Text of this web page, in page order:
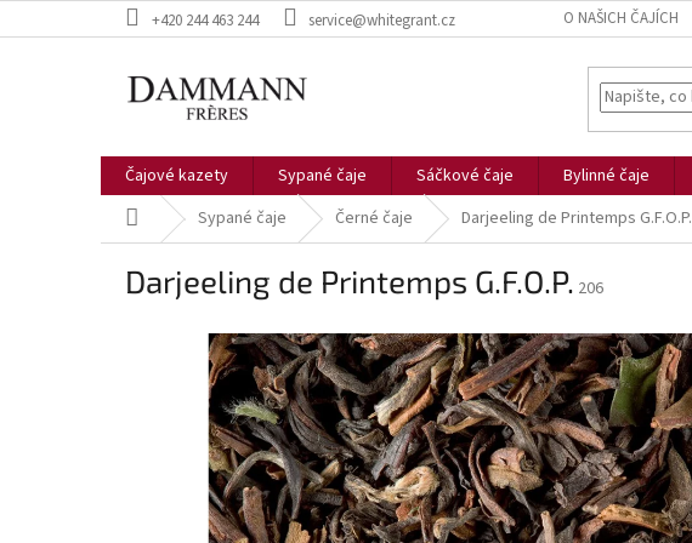
na
+420 244 463 244 service@whitegrant.cz O NAŠICH ČAJÍCH
Čajové kazety Sypané čaje Sáčkové čaje Bylinné čaje
Domů Sypané čaje Černé čaje Darjeeling de Printemps G.F.O.P.
Darjeeling de Printemps G.F.O.P. 206